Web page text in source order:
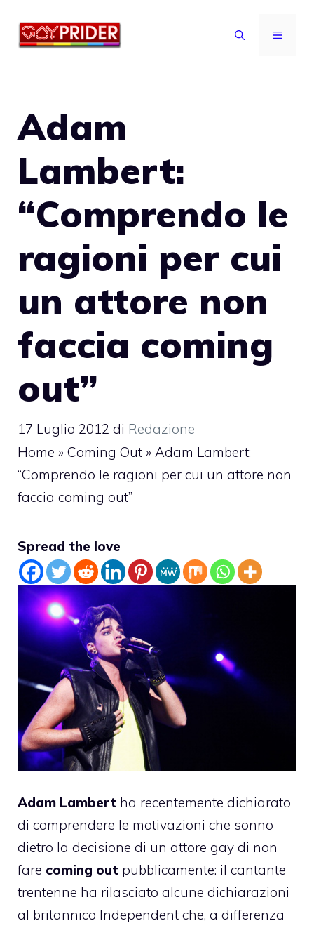
MENU
Adam
Lambert:
“Comprendo le
ragioni per cui
un attore non
faccia coming
out”
17 Luglio 2012 di Redazione
Home » Coming Out » Adam Lambert:
“Comprendo le ragioni per cui un attore non
faccia coming out”
Spread the love
Adam Lambert ha recentemente dichiarato
di comprendere le motivazioni che sonno
dietro la decisione di un attore gay di non
fare coming out pubblicamente: il cantante
trentenne ha rilasciato alcune dichiarazioni
al britannico Independent che, a differenza